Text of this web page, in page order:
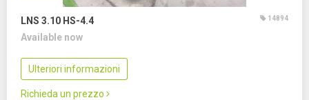
LNS 3.10 HS-4.4 14894
Available now
Ulteriori informazioni
Richieda un prezzo